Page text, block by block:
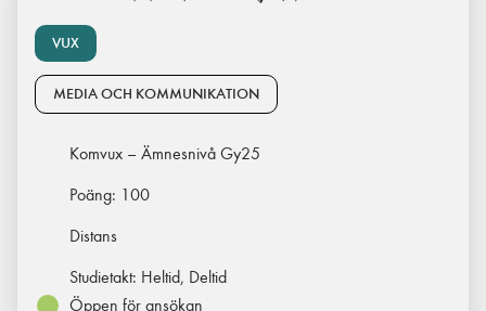
VUX
MEDIA OCH KOMMUNIKATION
Komvux – Ämnesnivå Gy25
Poäng: 100
Distans
Studietakt: Heltid, Deltid
Öppen för ansökan